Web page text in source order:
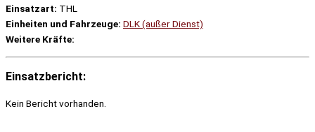
Einsatzart: THL
Einheiten und Fahrzeuge: DLK (außer Dienst)
Weitere Kräfte:
Einsatzbericht:
Kein Bericht vorhanden.